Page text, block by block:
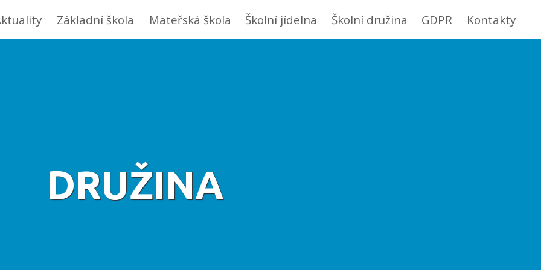
Základní škola Mateřská škola Školní jídelna Školní družina GDPR Kontakty
DRUŽINA